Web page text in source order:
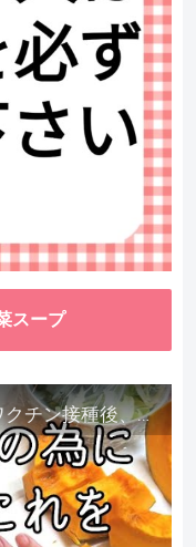
スープ
【身体はなんでも知ってる】ワクチン接種後、異常に食べたくなった野菜が細胞回復に貢献してくれました。